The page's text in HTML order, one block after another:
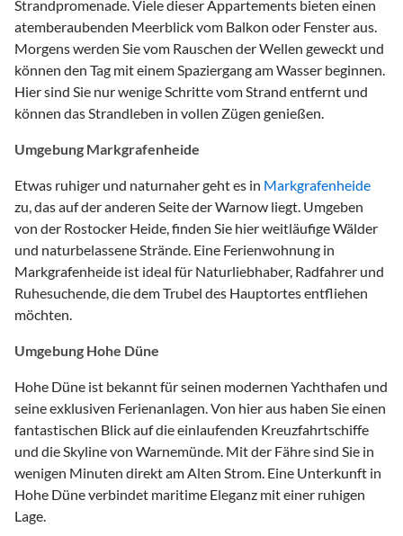
Strandpromenade. Viele dieser Appartements bieten einen
atemberaubenden Meerblick vom Balkon oder Fenster aus.
Morgens werden Sie vom Rauschen der Wellen geweckt und
können den Tag mit einem Spaziergang am Wasser beginnen.
Hier sind Sie nur wenige Schritte vom Strand entfernt und
können das Strandleben in vollen Zügen genießen.
Umgebung Markgrafenheide
Etwas ruhiger und naturnaher geht es in Markgrafenheide
zu, das auf der anderen Seite der Warnow liegt. Umgeben
von der Rostocker Heide, finden Sie hier weitläufige Wälder
und naturbelassene Strände. Eine Ferienwohnung in
Markgrafenheide ist ideal für Naturliebhaber, Radfahrer und
Ruhesuchende, die dem Trubel des Hauptortes entfliehen
möchten.
Umgebung Hohe Düne
Hohe Düne ist bekannt für seinen modernen Yachthafen und
seine exklusiven Ferienanlagen. Von hier aus haben Sie einen
fantastischen Blick auf die einlaufenden Kreuzfahrtschiffe
und die Skyline von Warnemünde. Mit der Fähre sind Sie in
wenigen Minuten direkt am Alten Strom. Eine Unterkunft in
Hohe Düne verbindet maritime Eleganz mit einer ruhigen
Lage.